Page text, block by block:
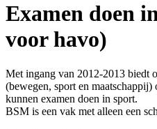
Examen doen
voor havo)
Met ingang van 2012-2013 biedt
(bewegen, sport en maatschappij)
kunnen examen doen in sport.
BSM is een vak met alleen een